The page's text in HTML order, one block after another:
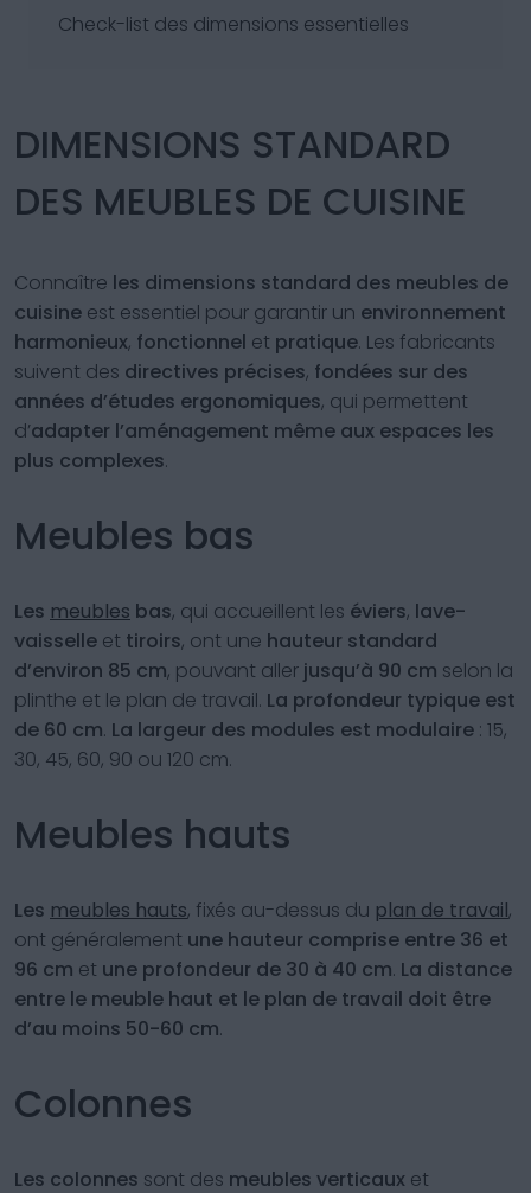
Check-list des dimensions essentielles
DIMENSIONS STANDARD
DES MEUBLES DE CUISINE
Connaître les dimensions standard des meubles de
cuisine est essentiel pour garantir un environnement
harmonieux, fonctionnel et pratique. Les fabricants
suivent des directives précises, fondées sur des
années d’études ergonomiques, qui permettent
d’adapter l’aménagement même aux espaces les
plus complexes.
Meubles bas
Les meubles bas, qui accueillent les éviers, lave-
vaisselle et tiroirs, ont une hauteur standard
d’environ 85 cm, pouvant aller jusqu’à 90 cm selon la
plinthe et le plan de travail. La profondeur typique est
de 60 cm. La largeur des modules est modulaire : 15,
30, 45, 60, 90 ou 120 cm.
Meubles hauts
Les meubles hauts, fixés au-dessus du plan de travail,
ont généralement une hauteur comprise entre 36 et
96 cm et une profondeur de 30 à 40 cm. La distance
entre le meuble haut et le plan de travail doit être
d’au moins 50-60 cm.
Colonnes
Les colonnes sont des meubles verticaux et